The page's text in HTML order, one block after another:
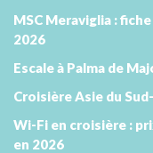
MSC Meraviglia :
2026
Escale à Palma de
Croisière Asie du
Wi-Fi en croisière :
en 2026